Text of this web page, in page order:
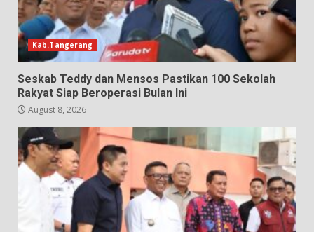
Kab.Tangerang
Seskab Teddy dan Mensos Pastikan 100 Sekolah
Rakyat Siap Beroperasi Bulan Ini
August 8, 2026